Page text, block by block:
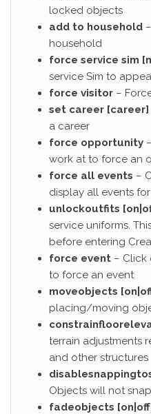
locked objects
add to household
household
force service sim
service Sim to
force visitor –
set career
a career
force opportunity
work at to force an
force all events –
display all events
unlockoutfits
service uniforms.
before entering
force event – Click
to force an event
moveobjects
placing/moving
terrain adjustments
and other structures
Objects will not
fadeobjects